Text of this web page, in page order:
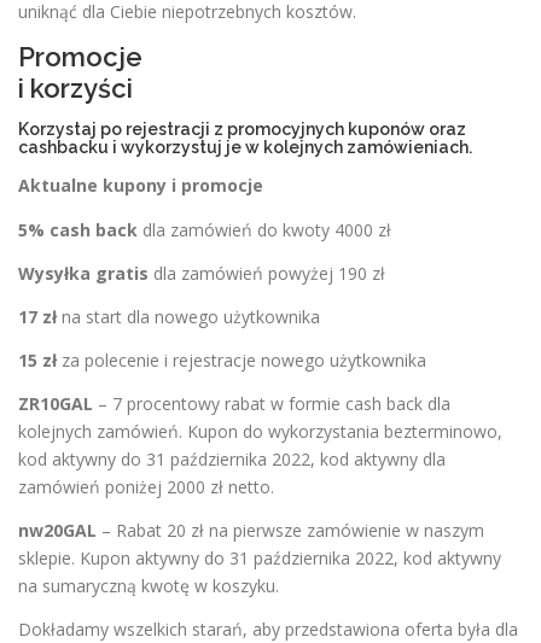
uniknąć dla Ciebie niepotrzebnych kosztów.
Promocje
i korzyści
Korzystaj po rejestracji z promocyjnych kuponów oraz
cashbacku i wykorzystuj je w kolejnych zamówieniach.
Aktualne kupony i promocje
5% cash back dla zamówień do kwoty 4000 zł
Wysyłka gratis dla zamówień powyżej 190 zł
17 złna start dla nowego użytkownika
15 złza polecenie i rejestracje nowego użytkownika
ZR10GAL – 7 procentowy rabat w formie cash back dla
kolejnych zamówień. Kupon do wykorzystania bezterminowo,
kod aktywny do 31 października 2022, kod aktywny dla
zamówień poniżej 2000 zł netto.
nw20GAL – Rabat 20 zł na pierwsze zamówienie w naszym
sklepie. Kupon aktywny do 31 października 2022, kod aktywny
na sumaryczną kwotę w koszyku.
Dokładamy wszelkich starań, aby przedstawiona oferta była dla